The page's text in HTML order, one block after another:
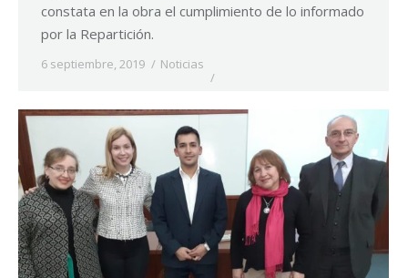
constata en la obra el cumplimiento de lo informado
por la Repartición.
6 septiembre, 2019 Noticias